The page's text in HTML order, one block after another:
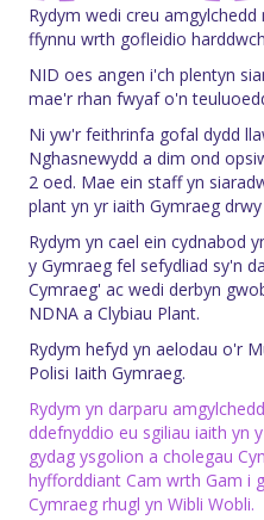
Rydym wedi creu
ffynnu wrth gofleidio
NID oes angen i'ch plentyn
mae'r rhan fwyaf o'n
Ni yw'r feithrinfa gofal dydd
Nghasnewydd a dim ond
2 oed. Mae ein staff yn
plant yn yr iaith Gymraeg
Rydym yn cael ein cydnabod
y Gymraeg fel sefydliad sy'n
Cymraeg' ac wedi derbyn
NDNA a Clybiau Plant.
Rydym hefyd yn aelodau o'r
Polisi Iaith Gymraeg.
Rydym yn darparu
ddefnyddio eu sgiliau iaith yn
gydag ysgolion a cholegau
hyfforddiant Cam wrth Gam i
Cymraeg rhugl yn Wibli Wobli.